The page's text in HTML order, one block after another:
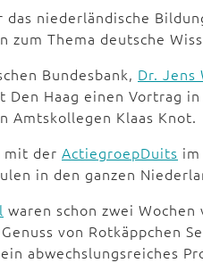
das niederländische
zum Thema deutsche
Bundesbank, Dr. Jens
Den Haag einen Vortrag
Amtskollegen Klaas Knot.
mit der ActiegroepDuits
in den ganzen
waren schon zwei
von Rotkäppchen
abwechslungsreiches